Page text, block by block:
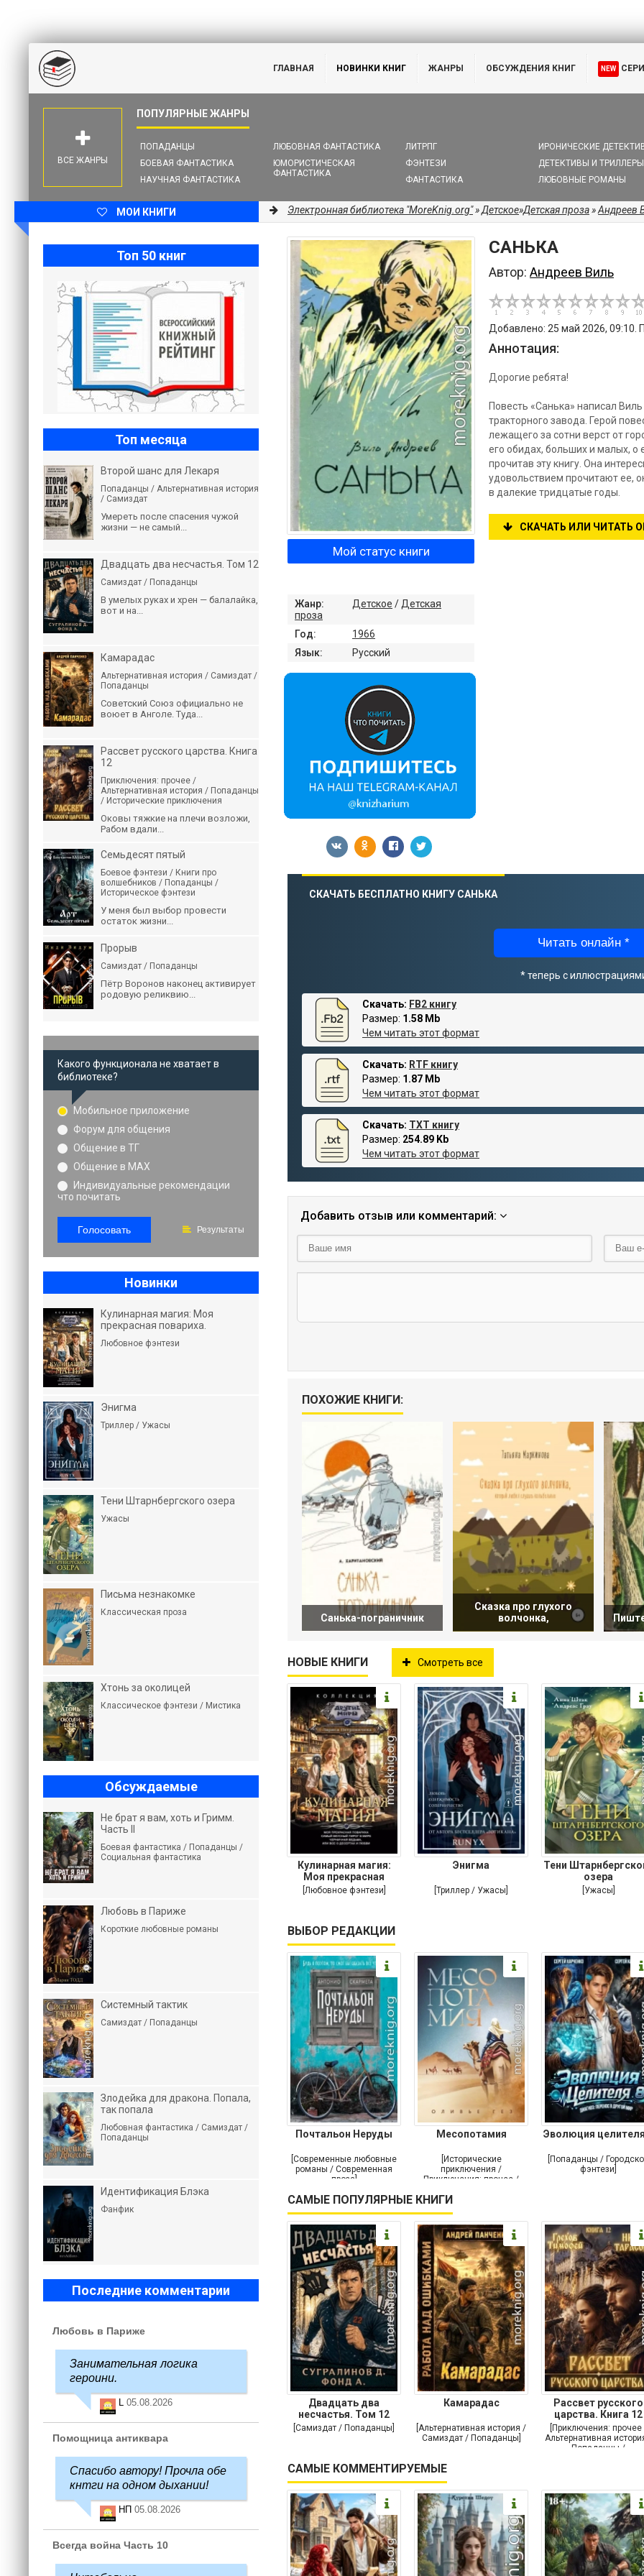
ГЛАВНАЯ НОВИНКИ КНИГ ЖАНРЫ ОБСУЖДЕНИЯ КНИГ NEW
ПОПАДАНЦЫ
БОЕВАЯ ФАНТАСТИКА
НАУЧНАЯ ФАНТАСТИКА
ЛЮБОВНАЯ ФАНТАСТИКА
ЮМОРИСТИЧЕСКАЯ
ФАНТАСТИКА
ЛИТРПГ
ФЭНТЕЗИ
ФАНТАСТИКА
ИРОНИЧЕСКИЕ
ДЕТЕКТИВЫ И ТРИЛЛЕРЫ
ЛЮБОВНЫЕ РОМАНЫ
ВСЕ ЖАНРЫ
МОИ КНИГИ Электронная библиотека "MoreKnig.org"»Детское»Детская проза»Андреев
САНЬКА
Автор: Андреев Виль
Добавлено: 25 май 2026, 09:10.
Аннотация:
Дорогие ребята!
Повесть «Санька» написал
тракторного завода. Герой
лежащего за сотни верст от
его обидах, больших и малых, о
прочитав эту книгу. Она
удовольствием прочитают ее,
в далекие тридцатые годы.
СКАЧАТЬ ИЛИ ЧИТАТЬ
Мой статус книги
Жанр: Детское / Детская
проза
Год:
1966
Язык:
Русский
СКАЧАТЬ БЕСПЛАТНО КНИГУ САНЬКА
Читать онлайн *
* теперь с
Скачать: FB2 книгу
Размер: 1.58 Mb
Чем читать этот формат
Скачать: RTF книгу
Размер: 1.87 Mb
Чем читать этот формат
Скачать: TXT книгу
Размер: 254.89 Kb
Чем читать этот формат
Добавить отзыв или комментарий:
ПОХОЖИЕ КНИГИ:
Санька-пограничник
Сказка про глухого
волчонка,
НОВЫЕ КНИГИ Смотреть все
Кулинарная магия:
Моя прекрасная
повариха. Самый
[Любовное фэнтези]
Энигма
[Триллер / Ужасы]
Тени
озера
[Ужасы]
ВЫБОР РЕДАКЦИИ
Почтальон Неруды
[Современные любовные
романы / Современная
проза]
Месопотамия
[Исторические
приключения /
Приключения: прочее /
Историческая проза]
Эволюция
[Попаданцы /
фэнтези]
САМЫЕ ПОПУЛЯРНЫЕ КНИГИ
Двадцать два
несчастья. Том 12
[Самиздат / Попаданцы]
Камарадас
[Альтернативная история /
Самиздат / Попаданцы]
Рассвет русского
царства. Книга 12
[Приключения: прочее
Альтернативная
Попаданцы /
САМЫЕ КОММЕНТИРУЕМЫЕ
Топ 50 книг
Топ месяца
Второй шанс для Лекаря
Попаданцы / Альтернативная история
/ Самиздат
Умереть после спасения чужой
жизни — не самый...
Двадцать два несчастья. Том 12
Самиздат / Попаданцы
В умелых руках и хрен — балалайка,
вот и на...
Камарадас
Альтернативная история / Самиздат /
Попаданцы
Советский Союз официально не
воюет в Анголе. Туда...
Рассвет русского царства. Книга
12
Приключения: прочее /
Альтернативная история / Попаданцы
/ Исторические приключения
Оковы тяжкие на плечи возложи,
Рабом вдали...
Семьдесят пятый
Боевое фэнтези / Книги про
волшебников / Попаданцы /
Историческое фэнтези
У меня был выбор провести
остаток жизни...
Прорыв
Самиздат / Попаданцы
Пётр Воронов наконец активирует
родовую реликвию...
Какого функционала не хватает в
библиотеке?
Мобильное приложение
Форум для общения
Общение в ТГ
Общение в MAX
Индивидуальные рекомендации
что почитать
Голосовать Результаты
Новинки
Кулинарная магия: Моя
прекрасная повариха.
Любовное фэнтези
Энигма
Триллер / Ужасы
Тени Штарнбергского озера
Ужасы
Письма незнакомке
Классическая проза
Хтонь за околицей
Классическое фэнтези / Мистика
Обсуждаемые
Не брат я вам, хоть и Гримм.
Часть II
Боевая фантастика / Попаданцы /
Социальная фантастика
Любовь в Париже
Короткие любовные романы
Системный тактик
Самиздат / Попаданцы
Злодейка для дракона. Попала,
так попала
Любовная фантастика / Самиздат /
Попаданцы
Идентификация Блэка
Фанфик
Последние комментарии
Любовь в Париже
Занимательная логика
героини.
L 05.08.2026
Помощница антиквара
Спасибо автору! Прочла обе
кнтги на одном дыхании!
НП 05.08.2026
Всегда война Часть 10